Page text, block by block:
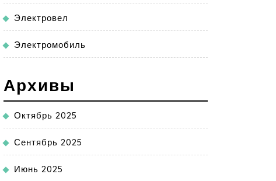
Электровел
Электромобиль
Архивы
Октябрь 2025
Сентябрь 2025
Июнь 2025